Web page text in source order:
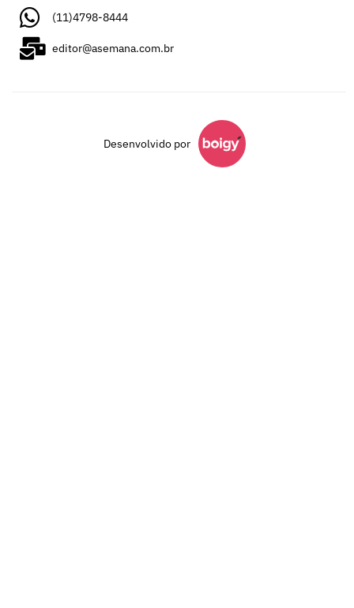
(11)4798-8444
editor@asemana.com.br
Desenvolvido por